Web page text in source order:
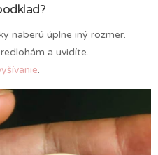
naberú úplne iný rozmer.
a uvidíte.
.